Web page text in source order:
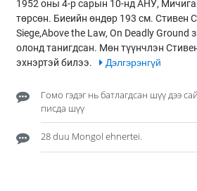
1952 оны 4-р сарын 10-нд АНУ,
төрсөн. Биеийн өндөр 193 см. Стивен
Siege,Above the Law, On Deadly Ground
олонд танигдсан. Мөн түүнчлэн
эхнэртэй билээ.
Дэлгэрэнгүй
Гомо гэдэг нь батлагдсан шүү дээ
писда шүү
28 duu Mongol ehnertei.